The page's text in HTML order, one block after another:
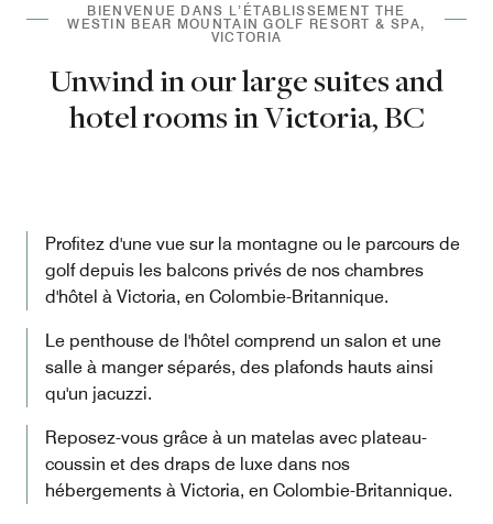
BIENVENUE DANS L’ÉTABLISSEMENT THE
WESTIN BEAR MOUNTAIN GOLF RESORT & SPA,
VICTORIA
Unwind in our large suites and
hotel rooms in Victoria, BC
Profitez d'une vue sur la montagne ou le parcours de
golf depuis les balcons privés de nos chambres
d'hôtel à Victoria, en Colombie-Britannique.
Le penthouse de l'hôtel comprend un salon et une
salle à manger séparés, des plafonds hauts ainsi
qu'un jacuzzi.
Reposez-vous grâce à un matelas avec plateau-
coussin et des draps de luxe dans nos
hébergements à Victoria, en Colombie-Britannique.